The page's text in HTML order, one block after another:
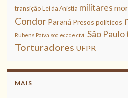
transição
Lei da Anistia militares
Condor Paraná Presos políticos
Rubens Paiva sociedade civil São Paulo
Torturadores UFPR
MAIS